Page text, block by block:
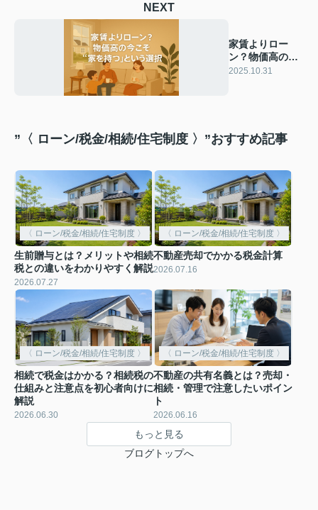
NEXT
家賃よりロー
ン？物価高の今
こそ“家を持
2025.10.31
”〈 ローン/税金/相続/住宅制度 〉”おすすめ記事
〈 ローン/税金/相続/住宅制度 〉
生前贈与とは？メリットや相続
税との違いをわかりやすく解説
2026.07.27
〈 ローン/税金/相続/住宅制度 〉
不動産売却でかかる税金計算
2026.07.16
〈 ローン/税金/相続/住宅制度 〉
相続で税金はかかる？相続税の
仕組みと注意点を初心者向けに
解説
2026.06.30
〈 ローン/税金/相続/住宅制度 〉
不動産の共有名義とは？売却・
相続・管理で注意したいポイン
ト
2026.06.16
もっと見る
ブログトップへ